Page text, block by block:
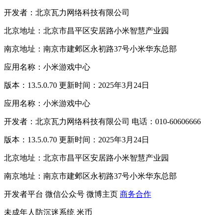
开发者：北京瓦力网络科技有限公司
北京地址：北京市昌平区安居路小米智慧产业园
南京地址：南京市建邺区永初路37号小米华东总部
应用名称：小米游戏中心
版本：13.5.0.70 更新时间：2025年3月24日
应用名称：小米游戏中心
开发者：北京瓦力网络科技有限公司 电话：010-60606666
版本：13.5.0.70 更新时间：2025年3月24日
北京地址：北京市昌平区安居路小米智慧产业园
南京地址：南京市建邺区永初路37号小米华东总部
开发者平台 微信公众号 微博主页 商务合作
未成年人防沉迷系统 米币